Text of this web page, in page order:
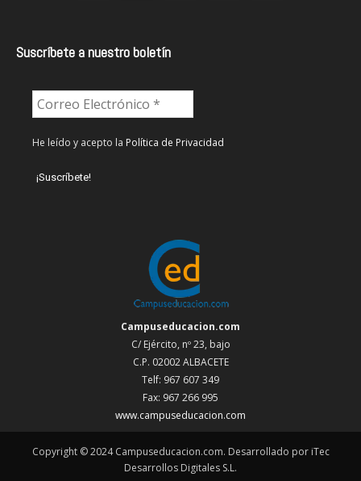
Suscríbete a nuestro boletín
He leído y acepto la Política de Privacidad
Campuseducacion.com
C/ Ejército, nº 23, bajo
C.P. 02002 ALBACETE
Telf: 967 607 349
Fax: 967 266 995
www.campuseducacion.com
Copyright © 2024 Campuseducacion.com. Desarrollado por iTec
Desarrollos Digitales S.L.